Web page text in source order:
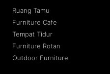
Ruang Tamu
Furniture Cafe
Tempat Tidur
Furniture Rotan
Outdoor Furniture